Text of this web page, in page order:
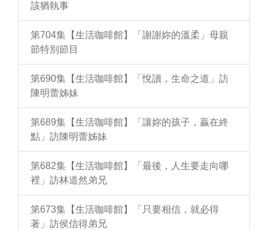
該猶執事
第704集【生活咖啡館】「謝謝妳的溫柔」母親
節特別節目
第690集【生活咖啡館】「悅讀，生命之道」訪
陳明蕾姊妹
第689集【生活咖啡館】「讓妳的孩子，贏在終
點」訪陳明蕾姊妹
第682集【生活咖啡館】「最後，人生要走向哪
裡」訪林道然弟兄
第673集【生活咖啡館】「只要相信，就必得
著」訪侯信得弟兄